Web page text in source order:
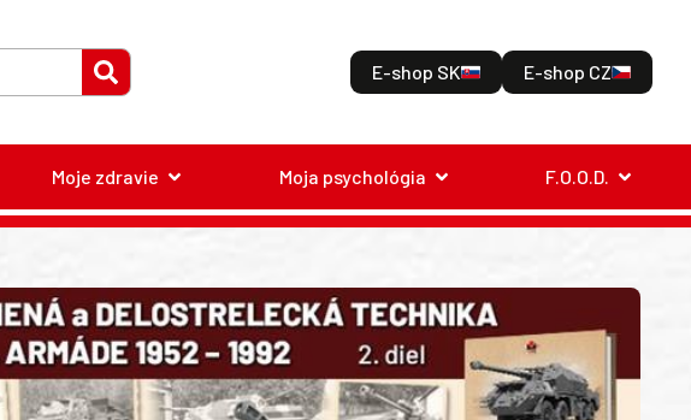
E-shop SK E-shop CZ
Moje zdravie Moja psychológia F.O.O.D.